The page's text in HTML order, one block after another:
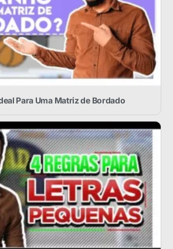
Para Uma Matriz de Bordado